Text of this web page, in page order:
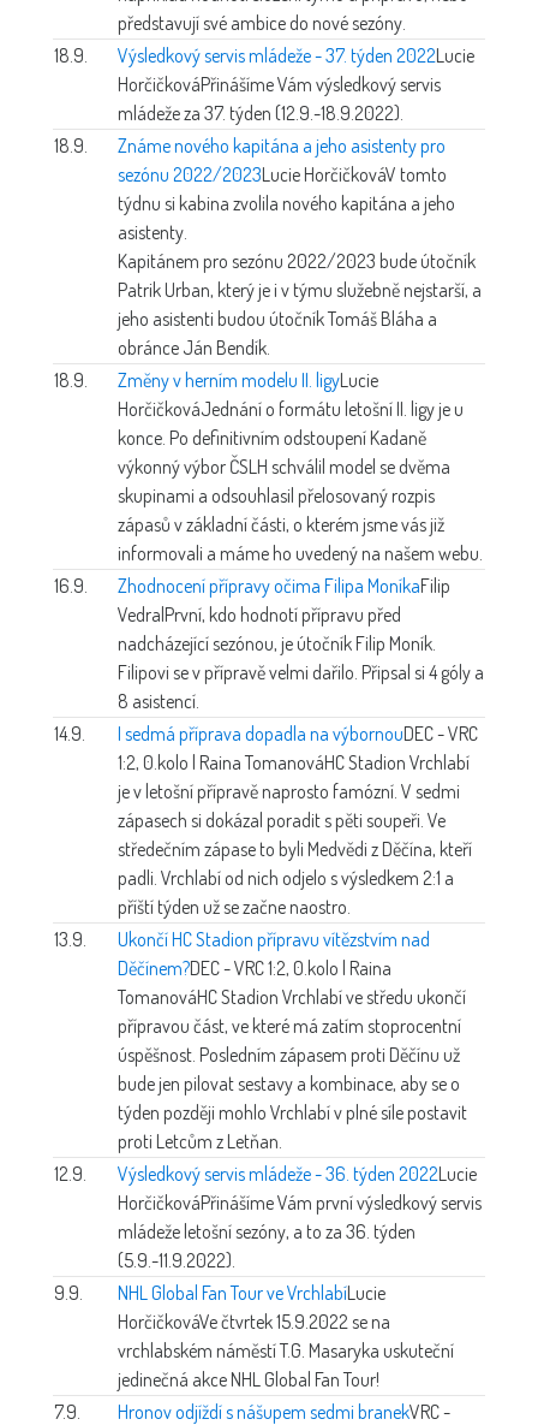
představují své ambice do nové sezóny.
18.9.
Výsledkový servis mládeže - 37. týden 2022Lucie
HorčičkováPřinášíme Vám výsledkový servis
mládeže za 37. týden (12.9.-18.9.2022).
18.9.
Známe nového kapitána a jeho asistenty pro
sezónu 2022/2023Lucie HorčičkováV tomto
týdnu si kabina zvolila nového kapitána a jeho
asistenty.
Kapitánem pro sezónu 2022/2023 bude útočník
Patrik Urban, který je i v týmu služebně nejstarší, a
jeho asistenti budou útočník Tomáš Bláha a
obránce Ján Bendík.
18.9.
Změny v herním modelu II. ligyLucie
HorčičkováJednání o formátu letošní II. ligy je u
konce. Po definitivním odstoupení Kadaně
výkonný výbor ČSLH schválil model se dvěma
skupinami a odsouhlasil přelosovaný rozpis
zápasů v základní části, o kterém jsme vás již
informovali a máme ho uvedený na našem webu.
16.9.
Zhodnocení přípravy očima Filipa MoníkaFilip
VedralPrvní, kdo hodnotí přípravu před
nadcházející sezónou, je útočník Filip Moník.
Filipovi se v přípravě velmi dařilo. Připsal si 4 góly a
8 asistencí.
14.9.
I sedmá příprava dopadla na výbornouDEC - VRC
1:2, 0.kolo | Raina TomanováHC Stadion Vrchlabí
je v letošní přípravě naprosto famózní. V sedmi
zápasech si dokázal poradit s pěti soupeři. Ve
středečním zápase to byli Medvědi z Děčína, kteří
padli. Vrchlabí od nich odjelo s výsledkem 2:1 a
příští týden už se začne naostro.
13.9.
Ukončí HC Stadion přípravu vítězstvím nad
Děčínem?DEC - VRC 1:2, 0.kolo | Raina
TomanováHC Stadion Vrchlabí ve středu ukončí
přípravou část, ve které má zatím stoprocentní
úspěšnost. Posledním zápasem proti Děčínu už
bude jen pilovat sestavy a kombinace, aby se o
týden později mohlo Vrchlabí v plné síle postavit
proti Letcům z Letňan.
12.9.
Výsledkový servis mládeže - 36. týden 2022Lucie
HorčičkováPřinášíme Vám první výsledkový servis
mládeže letošní sezóny, a to za 36. týden
(5.9.-11.9.2022).
9.9.
NHL Global Fan Tour ve VrchlabíLucie
HorčičkováVe čtvrtek 15.9.2022 se na
vrchlabském náměstí T.G. Masaryka uskuteční
jedinečná akce NHL Global Fan Tour!
7.9.
Hronov odjíždí s nášupem sedmi branekVRC -